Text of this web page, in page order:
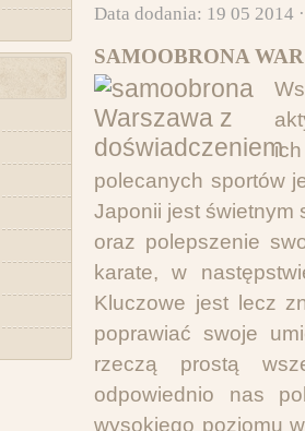
Data dodania: 19 05 2014
SAMOOBRONA
polecanych sportów
Japonii jest świetnym
oraz polepszenie
karate, w
Kluczowe jest lecz
poprawiać swoje
rzeczą prostą
odpowiednio nas
wysokiego poziomu